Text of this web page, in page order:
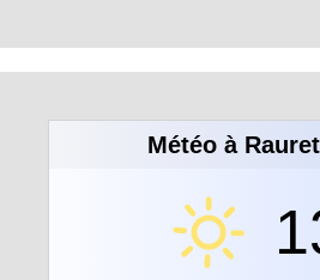
Météo à